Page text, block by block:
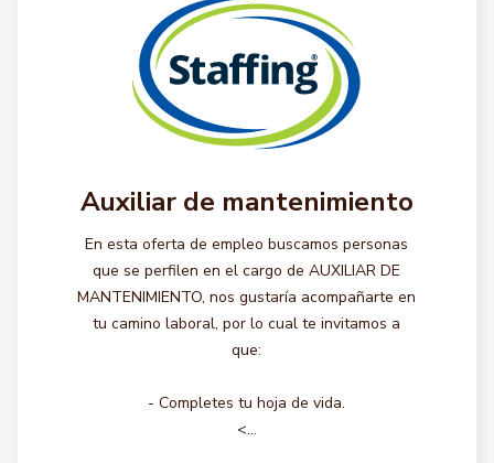
Auxiliar de mantenimiento
En esta oferta de empleo buscamos personas
que se perfilen en el cargo de AUXILIAR DE
MANTENIMIENTO, nos gustaría acompañarte en
tu camino laboral, por lo cual te invitamos a
que:
- Completes tu hoja de vida.
<...